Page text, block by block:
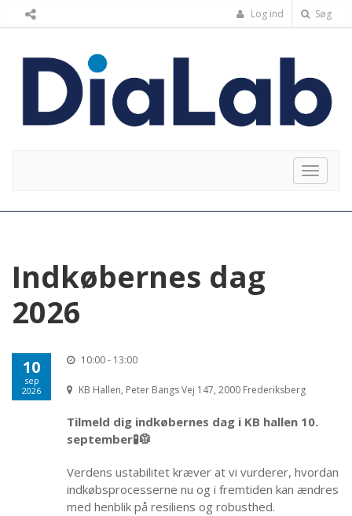
Log ind Søg
Toggle
Indkøbernes dag
2026
10
sep
2026
10:00 - 13:00
KB Hallen, Peter Bangs Vej 147, 2000 Frederiksberg
Tilmeld dig indkøbernes dag i KB hallen 10.
september🧪🥼
Verdens ustabilitet kræver at vi vurderer, hvordan
indkøbsprocesserne nu og i fremtiden kan ændres
med henblik på resiliens og robusthed.